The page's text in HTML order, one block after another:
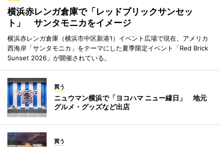
横浜赤レンガ倉庫で「レッドブリックサンセッ
ト」 サンタモニカをイメージ
横浜赤レンガ倉庫（横浜市中区新港1）イベント広場で現在、アメリカ
西海岸「サンタモニカ」をテーマにした夏季限定イベント「Red Brick
Sunset 2026」が開催されている。
買う
ニュウマン横浜で「ヨコハマ ニュー縁日」 地元
グルメ・グッズなど出店
買う